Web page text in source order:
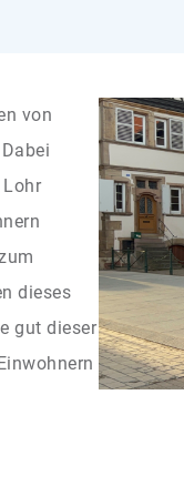
von
dieses
gut dieser